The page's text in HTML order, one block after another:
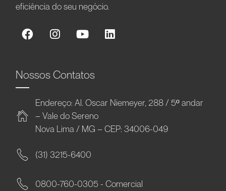
eficiência do seu negócio.
Nossos Contatos
Endereço: Al. Oscar Niemeyer, 288 / 5º andar
– Vale do Sereno
Nova Lima / MG – CEP: 34006-049
(31) 3215-6400
0800-760-0305 - Comercial